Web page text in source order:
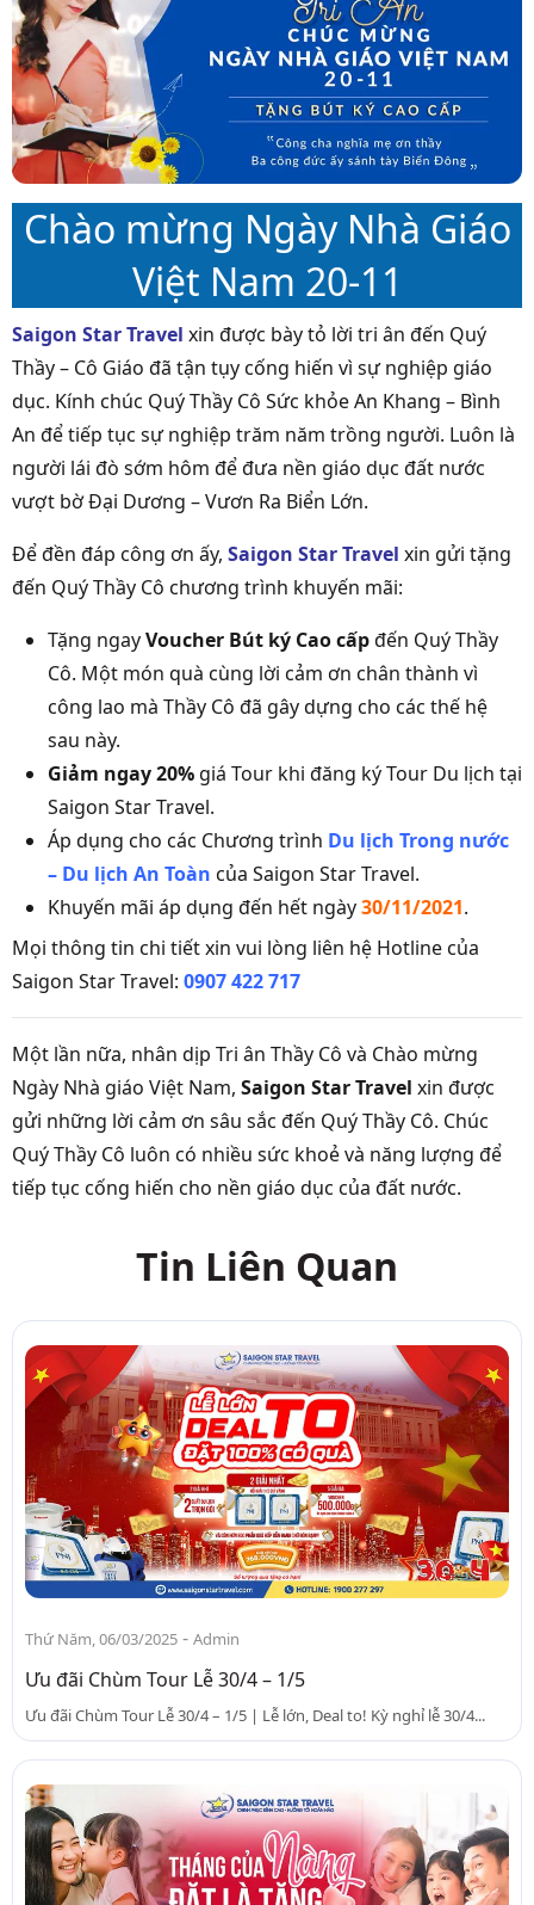
Chào mừng Ngày Nhà Giáo
Việt Nam 20-11
Saigon Star Travel xin được bày tỏ lời tri ân đến Quý
Thầy – Cô Giáo đã tận tụy cống hiến vì sự nghiệp giáo
dục. Kính chúc Quý Thầy Cô Sức khỏe An Khang – Bình
An để tiếp tục sự nghiệp trăm năm trồng người. Luôn là
người lái đò sớm hôm để đưa nền giáo dục đất nước
vượt bờ Đại Dương – Vươn Ra Biển Lớn.
Để đền đáp công ơn ấy, Saigon Star Travel xin gửi tặng
đến Quý Thầy Cô chương trình khuyến mãi:
Tặng ngayVoucher Bút ký Cao cấpđến Quý Thầy
Cô. Một món quà cùng lời cảm ơn chân thành vì
công lao mà Thầy Cô đã gây dựng cho các thế hệ
sau này.
Giảm ngay 20% giá Tour khi đăng ký Tour Du lịch tại
Saigon Star Travel.
Áp dụng cho các Chương trình Du lịch Trong nước
– Du lịch An Toàn của Saigon Star Travel.
Khuyến mãi áp dụng đến hết ngày30/11/2021.
Mọi thông tin chi tiết xin vui lòng liên hệ Hotline của
Saigon Star Travel: 0907 422 717
Một lần nữa, nhân dịp Tri ân Thầy Cô và Chào mừng
Ngày Nhà giáo Việt Nam, Saigon Star Travel xin được
gửi những lời cảm ơn sâu sắc đến Quý Thầy Cô. Chúc
Quý Thầy Cô luôn có nhiều sức khoẻ và năng lượng để
tiếp tục cống hiến cho nền giáo dục của đất nước.
Tin Liên Quan
Thứ Năm, 06/03/2025 - Admin
Ưu đãi Chùm Tour Lễ 30/4 – 1/5
Ưu đãi Chùm Tour Lễ 30/4 – 1/5 | Lễ lớn, Deal to! Kỳ nghỉ lễ 30/4...